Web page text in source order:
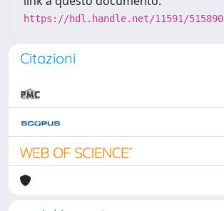
https://hdl.handle.net/11591/515890
Citazioni